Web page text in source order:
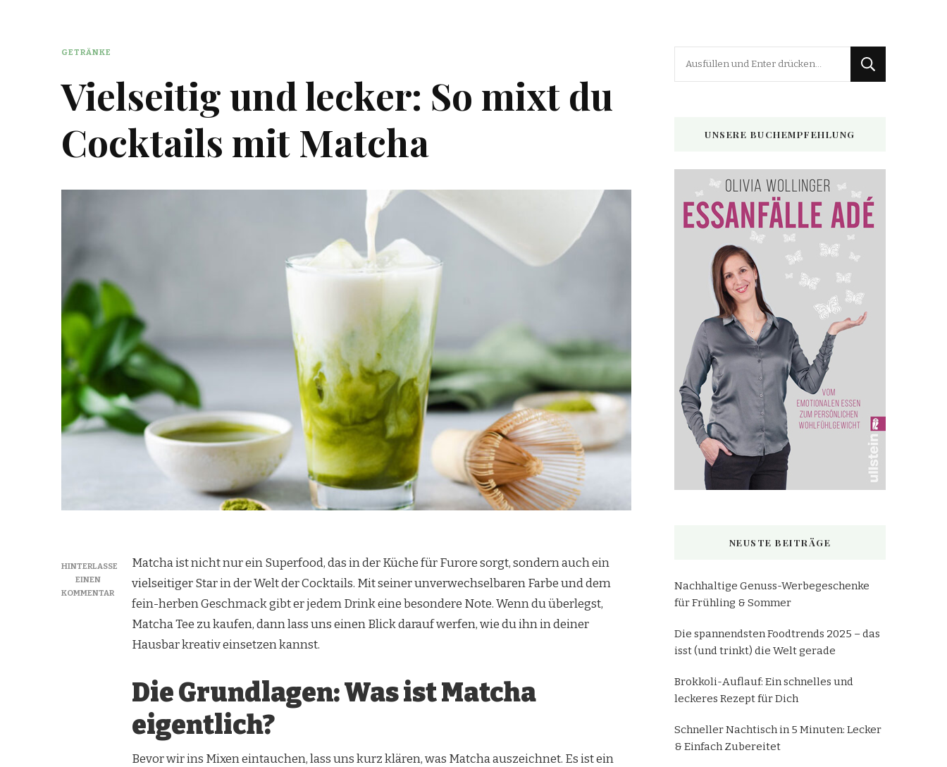
GETRÄNKE
Vielseitig und lecker: So mixt du
Cocktails mit Matcha
HINTERLASSE
EINEN
KOMMENTARZU
VIELSEITIG
COCKTAILS
Matcha ist nicht nur ein Superfood, das in der Küche für Furore sorgt, sondern auch ein
vielseitiger Star in der Welt der Cocktails. Mit seiner unverwechselbaren Farbe und dem
fein-herben Geschmack gibt er jedem Drink eine besondere Note. Wenn du überlegst,
Matcha Tee zu kaufen, dann lass uns einen Blick darauf werfen, wie du ihn in deiner
Hausbar kreativ einsetzen kannst.
Die Grundlagen: Was ist Matcha
eigentlich?
Bevor wir ins Mixen eintauchen, lass uns kurz klären, was Matcha auszeichnet. Es ist ein
UNSERE BUCHEMPFEHLUNG
NEUSTE BEITRÄGE
Nachhaltige Genuss-Werbegeschenke
für Frühling & Sommer
Die spannendsten Foodtrends 2025 – das
isst (und trinkt) die Welt gerade
Brokkoli-Auflauf: Ein schnelles und
leckeres Rezept für Dich
Schneller Nachtisch in 5 Minuten: Lecker
& Einfach Zubereitet